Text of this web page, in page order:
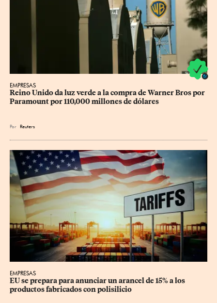
EMPRESAS
Reino Unido da luz verde a la compra de Warner Bros por
Paramount por 110,000 millones de dólares
Por Reuters
EMPRESAS
EU se prepara para anunciar un arancel de 15% a los
productos fabricados con polisilicio